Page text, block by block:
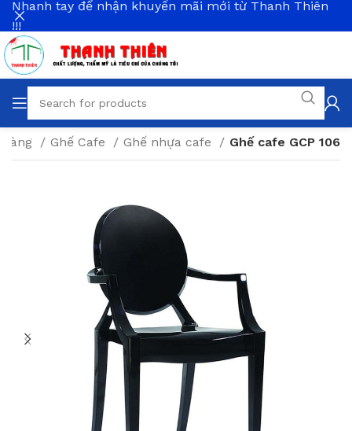
Ghế Cafe Ghế nhựa cafe Ghế cafe GCP 106
Nhanh tay để nhận khuyến mãi mới từ Thanh Thiên
!!!